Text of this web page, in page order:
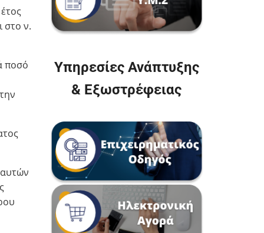
στο ν.
ποσό
Υπηρεσίες Ανάπτυξης
& Εξωστρέφειας